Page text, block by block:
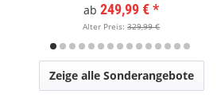
ab 249,99 €*
Alter Preis: 329,99 €
Zeige alle Sonderangebote